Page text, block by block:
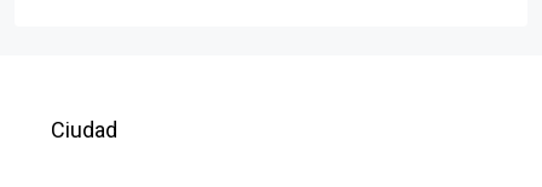
Ciudad